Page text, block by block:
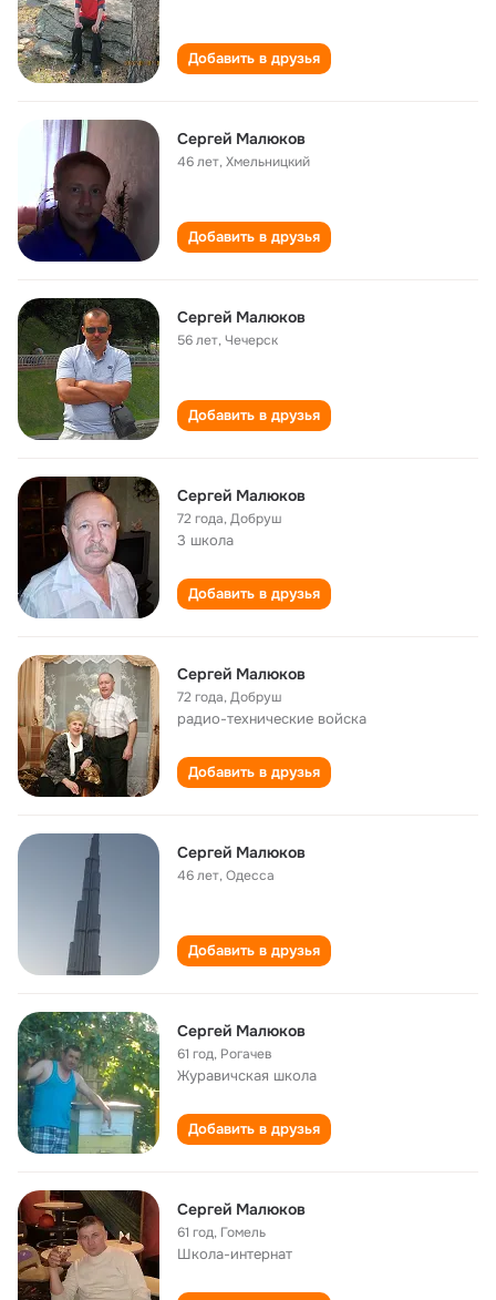
Добавить в друзья
Сергей Малюков
46 лет,Хмельницкий
Добавить в друзья
Сергей Малюков
56 лет,Чечерск
Добавить в друзья
Сергей Малюков
72 года,Добруш
3 школа
Добавить в друзья
Сергей Малюков
72 года,Добруш
радио-технические войска
Добавить в друзья
Сергей Малюков
46 лет,Одесса
Добавить в друзья
Сергей Малюков
61 год, Рогачев
Журавичская школа
Добавить в друзья
Сергей Малюков
61 год, Гомель
Школа-интернат